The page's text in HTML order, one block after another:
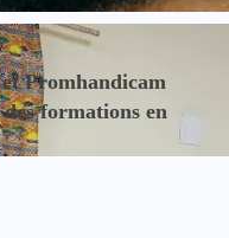
Promhandicam
formations en